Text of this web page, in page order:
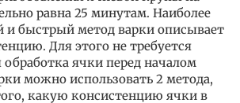
равна 25 минутам. Наиболее
и быстрый метод варки описывает
Для этого не требуется
обработка ячки перед началом
можно использовать 2 метода,
какую консистенцию ячки в